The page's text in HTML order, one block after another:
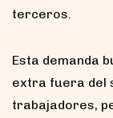
terceros.
Esta demanda
extra fuera del
trabajadores,